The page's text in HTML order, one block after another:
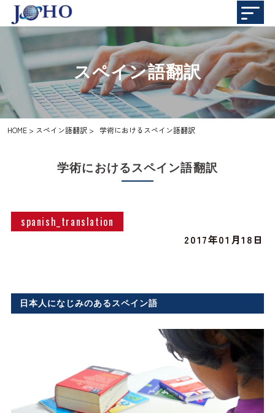
スペイン語翻訳
HOME > スペイン語翻訳 > 学術におけるスペイン語翻訳
学術におけるスペイン語翻訳
spanish_translation
2017年01月18日
日本人になじみのあるスペイン語